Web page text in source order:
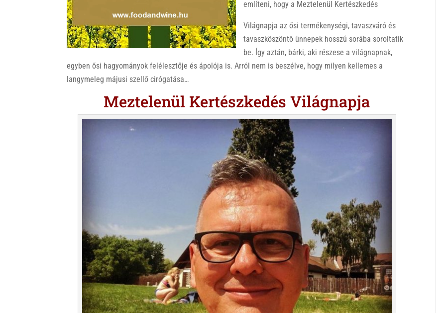
említeni, hogy a Meztelenül Kertészkedés
Világnapja az ősi termékenységi, tavaszváró és
tavaszköszöntő ünnepek hosszú sorába soroltatik
be. Így aztán, bárki, aki részese a világnapnak,
egyben ősi hagyományok felélesztője és ápolója is. Arról nem is beszélve, hogy milyen kellemes a
langymeleg májusi szellő cirógatása…
Meztelenül Kertészkedés Világnapja